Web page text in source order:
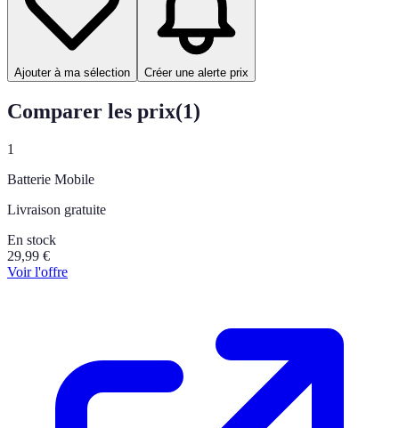
Ajouter à ma sélection Créer une alerte prix
Comparer les prix(1)
1
Batterie Mobile
Livraison gratuite
En stock
29,99 €
Voir l'offre